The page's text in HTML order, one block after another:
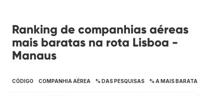
Ranking de companhias aéreas
mais baratas na rota Lisboa -
Manaus
CÓDIGO COMPANHIA AÉREA % DAS PESQUISAS % A MAIS BARATA